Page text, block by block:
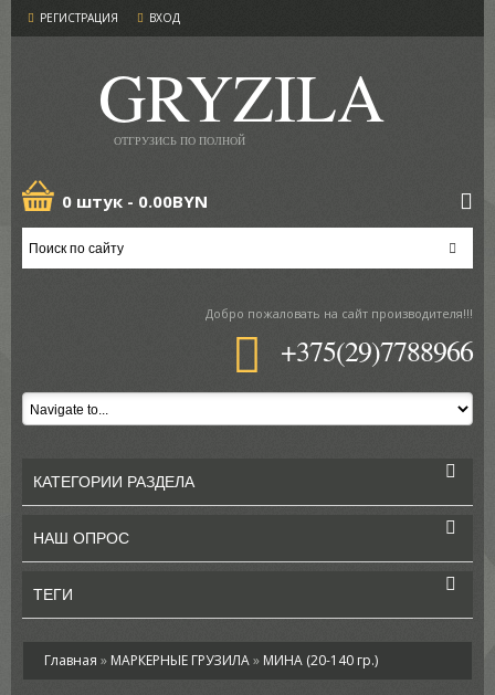
РЕГИСТРАЦИЯ ВХОД
GRYZILA
ОТГРУЗИСЬ ПО ПОЛНОЙ
0 штук - 0.00BYN
Добро пожаловать на сайт производителя!!!
+375(29)7788966
КАТЕГОРИИ РАЗДЕЛА
НАШ ОПРОС
ТЕГИ
Главная » МАРКЕРНЫЕ ГРУЗИЛА » МИНА (20-140 гр.)